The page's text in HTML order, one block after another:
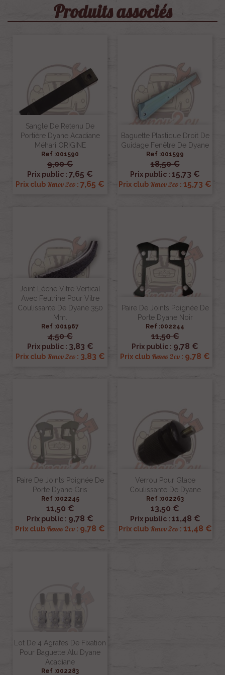
Produits associés
Sangle De Retenu De
Portière Dyane Acadiane
Méhari ORIGINE
Ref :001590
9,00 €
Prix public : 7,65 €
Prix club Renov 2cv : 7,65 €
Baguette Plastique Droit De
Guidage Fenêtre De Dyane
Ref :001599
18,50 €
Prix public : 15,73 €
Prix club Renov 2cv : 15,73 €
Joint Lèche Vitre Vertical
Avec Feutrine Pour Vitre
Coulissante De Dyane 350
Mm.
Ref :001967
4,50 €
Prix public : 3,83 €
Prix club Renov 2cv: 3,83 €
Paire De Joints Poignée De
Porte Dyane Noir
Ref :002244
11,50 €
Prix public : 9,78 €
Prix club Renov 2cv : 9,78 €
Paire De Joints Poignée De
Porte Dyane Gris
Ref :002245
11,50 €
Prix public : 9,78 €
Prix club Renov 2cv : 9,78 €
Verrou Pour Glace
Coulissante De Dyane
Ref :002263
13,50 €
Prix public : 11,48 €
Prix club Renov 2cv: 11,48 €
Lot De 4 Agrafes De Fixation
Pour Baguette Alu Dyane
Acadiane
Ref :002283